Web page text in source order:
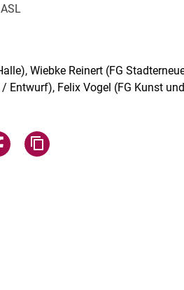
Wiebke Reinert (FG
Entwurf), Felix Vogel (FG Kunst
teilen
über WhatsApp teilen (externer Link,
Seite über Facebook teilen